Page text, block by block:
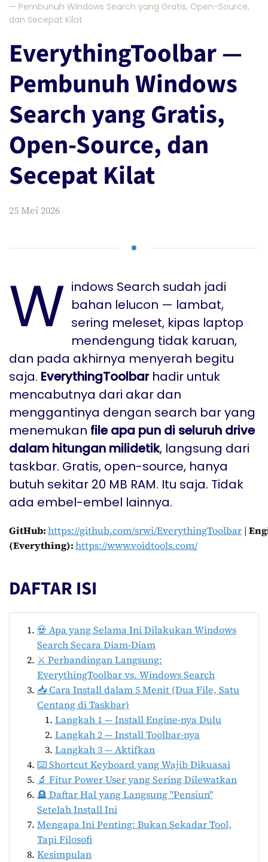
— Pembunuh Windows Search yang Gratis, Open-Source,
dan Secepat Kilat
EverythingToolbar —
Pembunuh Windows
Search yang Gratis,
Open-Source, dan
Secepat Kilat
25 Mei 2026
W indows Search sudah jadi
bahan lelucon — lambat,
sering meleset, kipas laptop
mendengung tidak karuan,
dan pada akhirnya menyerah begitu
saja. EverythingToolbarhadir untuk
mencabutnya dari akar dan
menggantinya dengan search bar yang
menemukan file apa pun di seluruh drive
dalam hitungan milidetik, langsung dari
taskbar. Gratis, open-source, hanya
butuh sekitar 20 MB RAM. Itu saja. Tidak
ada embel-embel lainnya.
GitHub:https://github.com/srwi/EverythingToolbar |
(Everything):https://www.voidtools.com/
DAFTAR ISI
💀 Apa yang Selama Ini Dilakukan Windows
Search Secara Diam-Diam
⚔️ Perbandingan Langsung:
EverythingToolbar vs. Windows Search
📥 Cara Install dalam 5 Menit (Dua File, Satu
Centang di Taskbar)
Langkah 1 — Install Engine-nya Dulu
Langkah 2 — Install Toolbar-nya
Langkah 3 — Aktifkan
⌨️ Shortcut Keyboard yang Wajib Dikuasai
🔬 Fitur Power User yang Sering Dilewatkan
🪦 Daftar Hal yang Langsung "Pensiun"
Setelah Install Ini
Mengapa Ini Penting: Bukan Sekadar Tool,
Tapi Filosofi
Kesimpulan